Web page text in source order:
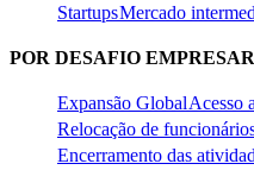
Startups​​Mercado
POR DESAFIO
Expansão Global​​Acesso
Relocação de
Encerramento das